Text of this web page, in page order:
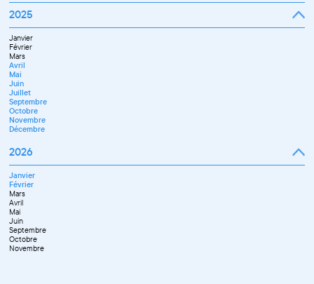
Juillet
Septembre
Octobre
Novembre
Décembre
Mars
Avril
Juin
Septembre
Octobre
Novembre
Décembre
Janvier
Mars
Avril
Mai
Juin
Juillet
Septembre
Novembre
Décembre
2025
Janvier
Février
Mars
Avril
Mai
Juin
Juillet
Septembre
Octobre
Novembre
Décembre
2026
Janvier
Février
Mars
Avril
Mai
Juin
Septembre
Octobre
Novembre